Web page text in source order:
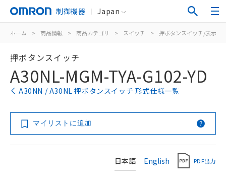
制御機器 Japan
ホーム > 商品情報 > 商品カテゴリ > スイッチ > 押ボタンスイッチ/表示灯
押ボタンスイッチ
A30NL-MGM-TYA-G102-YD
A30NN / A30NL 押ボタンスイッチ 形式仕様一覧
マイリストに追加
日本語 English PDF出力